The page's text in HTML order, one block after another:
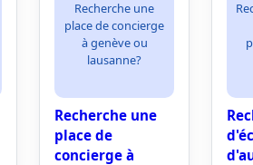
Recherche une
place de concierge
à genève ou
lausanne?
Recherche une
place de
concierge à